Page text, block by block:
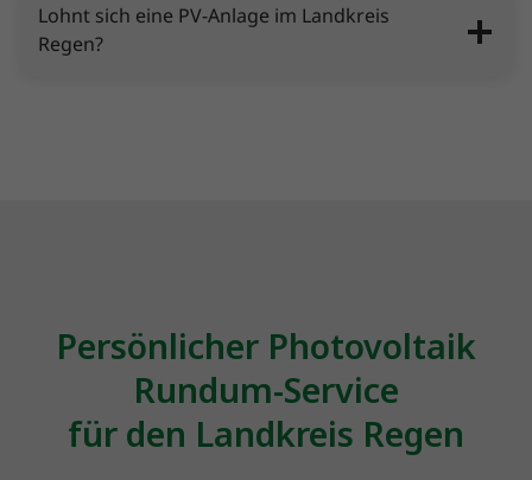
Lohnt sich eine PV-Anlage im Landkreis
Regen?
Persönlicher Photovoltaik
Rundum-Service
für den Landkreis Regen